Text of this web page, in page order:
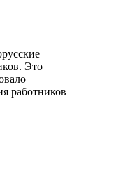
Это
работников